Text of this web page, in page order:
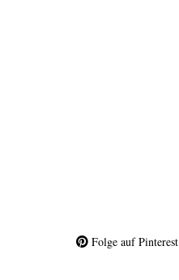
Folge auf Pinterest